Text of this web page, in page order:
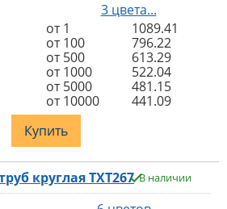
3 цвета...
от 1
1089.41
от 100
796.22
от 500
613.29
от 1000
522.04
от 5000
481.15
от 10000
441.09
Купить
круглая TXT267 В наличии